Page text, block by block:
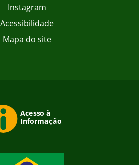
Instagram
Acessibilidade
Mapa do site